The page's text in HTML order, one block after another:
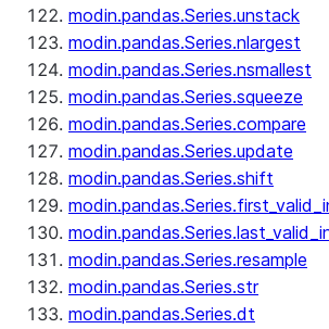
modin.pandas.Series.unstack
modin.pandas.Series.nlargest
modin.pandas.Series.nsmallest
modin.pandas.Series.squeeze
modin.pandas.Series.compare
modin.pandas.Series.update
modin.pandas.Series.shift
modin.pandas.Series.resample
modin.pandas.Series.str
modin.pandas.Series.dt